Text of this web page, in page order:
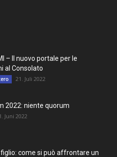
– Il nuovo portale per le
al Consolato
21. Juli 2022
2022: niente quorum
Juni 2022
come si può affrontare un